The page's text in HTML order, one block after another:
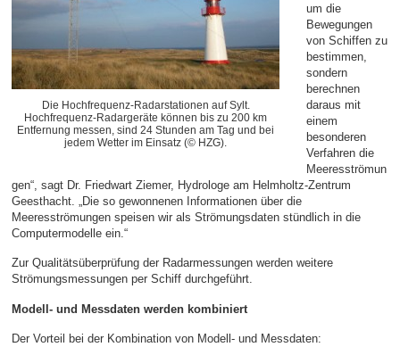
Die Hochfrequenz-Radarstationen auf Sylt.
Hochfrequenz-Radargeräte können bis zu 200 km
Entfernung messen, sind 24 Stunden am Tag und bei
jedem Wetter im Einsatz (© HZG).
um die
Bewegungen
von Schiffen zu
bestimmen,
sondern
berechnen
daraus mit
einem
besonderen
Verfahren die
Meeresströmun
gen“, sagt Dr. Friedwart Ziemer, Hydrologe am Helmholtz-Zentrum
Geesthacht. „Die so gewonnenen Informationen über die
Meeresströmungen speisen wir als Strömungsdaten stündlich in die
Computermodelle ein.“
Zur Qualitätsüberprüfung der Radarmessungen werden weitere
Strömungsmessungen per Schiff durchgeführt.
Modell- und Messdaten werden kombiniert
Der Vorteil bei der Kombination von Modell- und Messdaten: